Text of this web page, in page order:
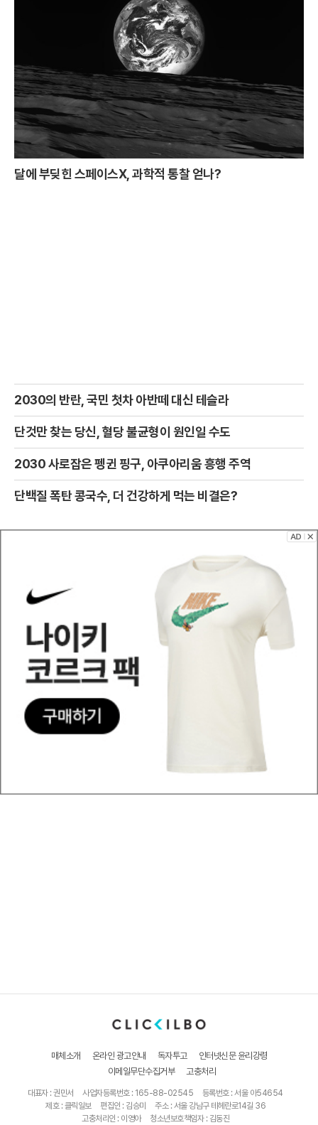
달에 부딪힌 스페이스X, 과학적 통찰 얻나?
2030의 반란, 국민 첫차 아반떼 대신 테슬라
단것만 찾는 당신, 혈당 불균형이 원인일 수도
2030 사로잡은 펭귄 핑구, 아쿠아리움 흥행 주역
단백질 폭탄 콩국수, 더 건강하게 먹는 비결은?
매체소개 온라인 광고안내 독자투고
인터넷신문 윤리강령
이메일무단수집거부
고충처리
대표자 : 권민서 사업자등록번호 : 165-88-02545
등록번호 : 서울 아54654
제호 : 클릭일보
편집인 : 김승미
주소 : 서울 강남구 테헤란로14길 36
고충처리인 : 이영아
청소년보호책임자 : 김동진